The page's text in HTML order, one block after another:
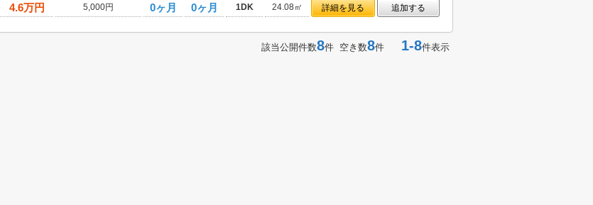
4.6万円 5,000円 0ヶ月 0ヶ月 1DK 24.08㎡ 詳細を見る 追加する
該当公開件数8件 空き数8件 1-8件表示